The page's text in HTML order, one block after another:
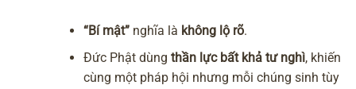
“Bí mật” nghĩa là không lộ rõ.
Đức Phật dùngthần lực bất khả tư nghì, khiến
cùng một pháp hội nhưng mỗi chúng sinh tùy